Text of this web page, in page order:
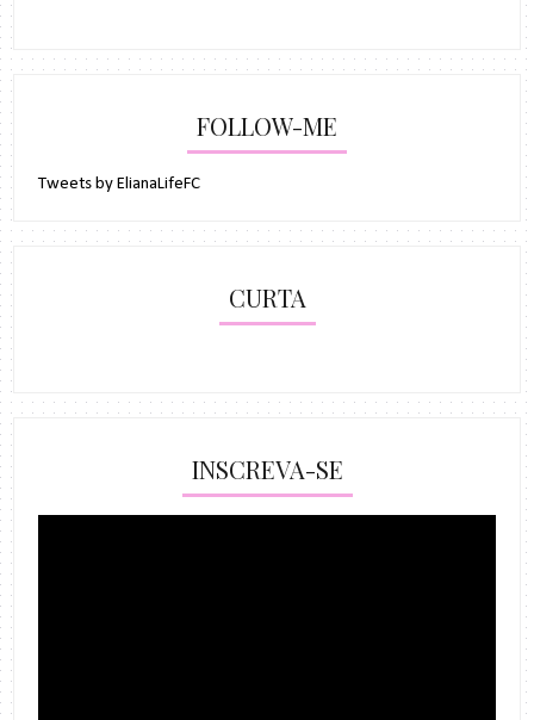
FOLLOW-ME
Tweets by ElianaLifeFC
CURTA
INSCREVA-SE